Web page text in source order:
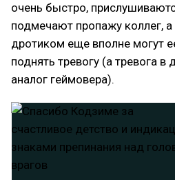
очень быстро,
подмечают пропажу коллег, а
дротиком еще вполне могут
поднять тревогу (а тревога в
аналог геймовера).